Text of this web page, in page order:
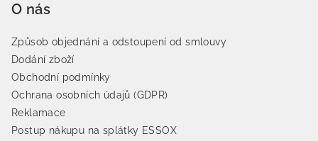
O nás
Způsob objednání a odstoupení od smlouvy
Dodání zboží
Obchodní podmínky
Ochrana osobních údajů (GDPR)
Reklamace
Postup nákupu na splátky ESSOX